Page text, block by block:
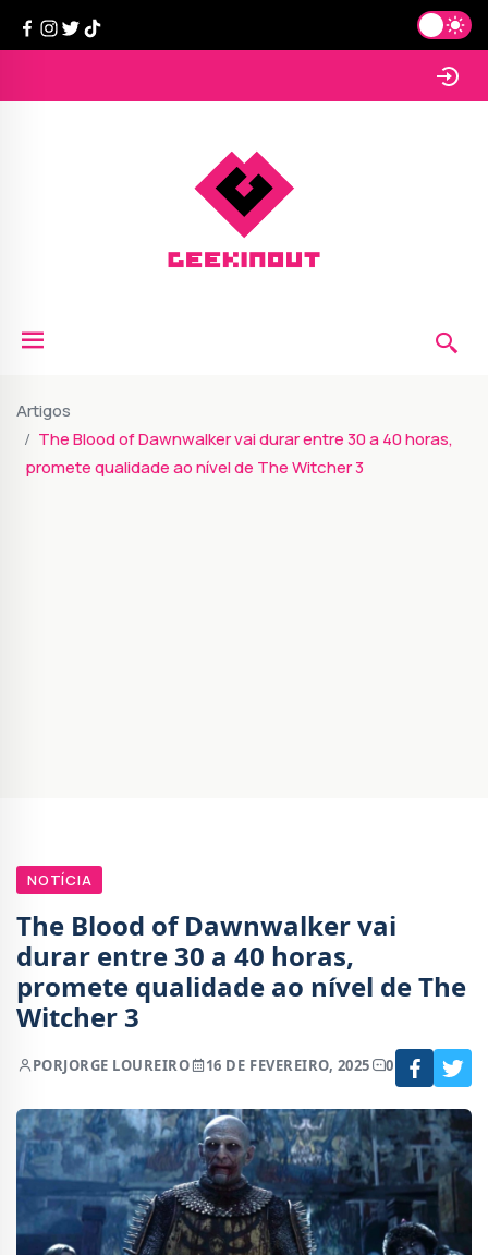
Artigos
The Blood of Dawnwalker vai durar entre 30 a 40 horas,
promete qualidade ao nível de The Witcher 3
NOTÍCIA
The Blood of Dawnwalker vai
durar entre 30 a 40 horas,
promete qualidade ao nível de The
Witcher 3
PORJORGE LOUREIRO 16 DE FEVEREIRO, 2025 0